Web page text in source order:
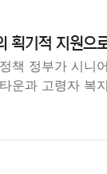
획기적 지원으
책 정부가 시니
운과 고령자 복